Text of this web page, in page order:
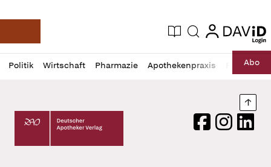
Deutsche Apotheker Zeitung
Aktuelle Ausgabe
Suche login
login
Politik Wirtschaft Pharmazie Apothekenpraxis RechtAbo
Profil
öffnen
Daz
Pur
Deutscher Apotheker Verlag Logo
FacebookInstagram